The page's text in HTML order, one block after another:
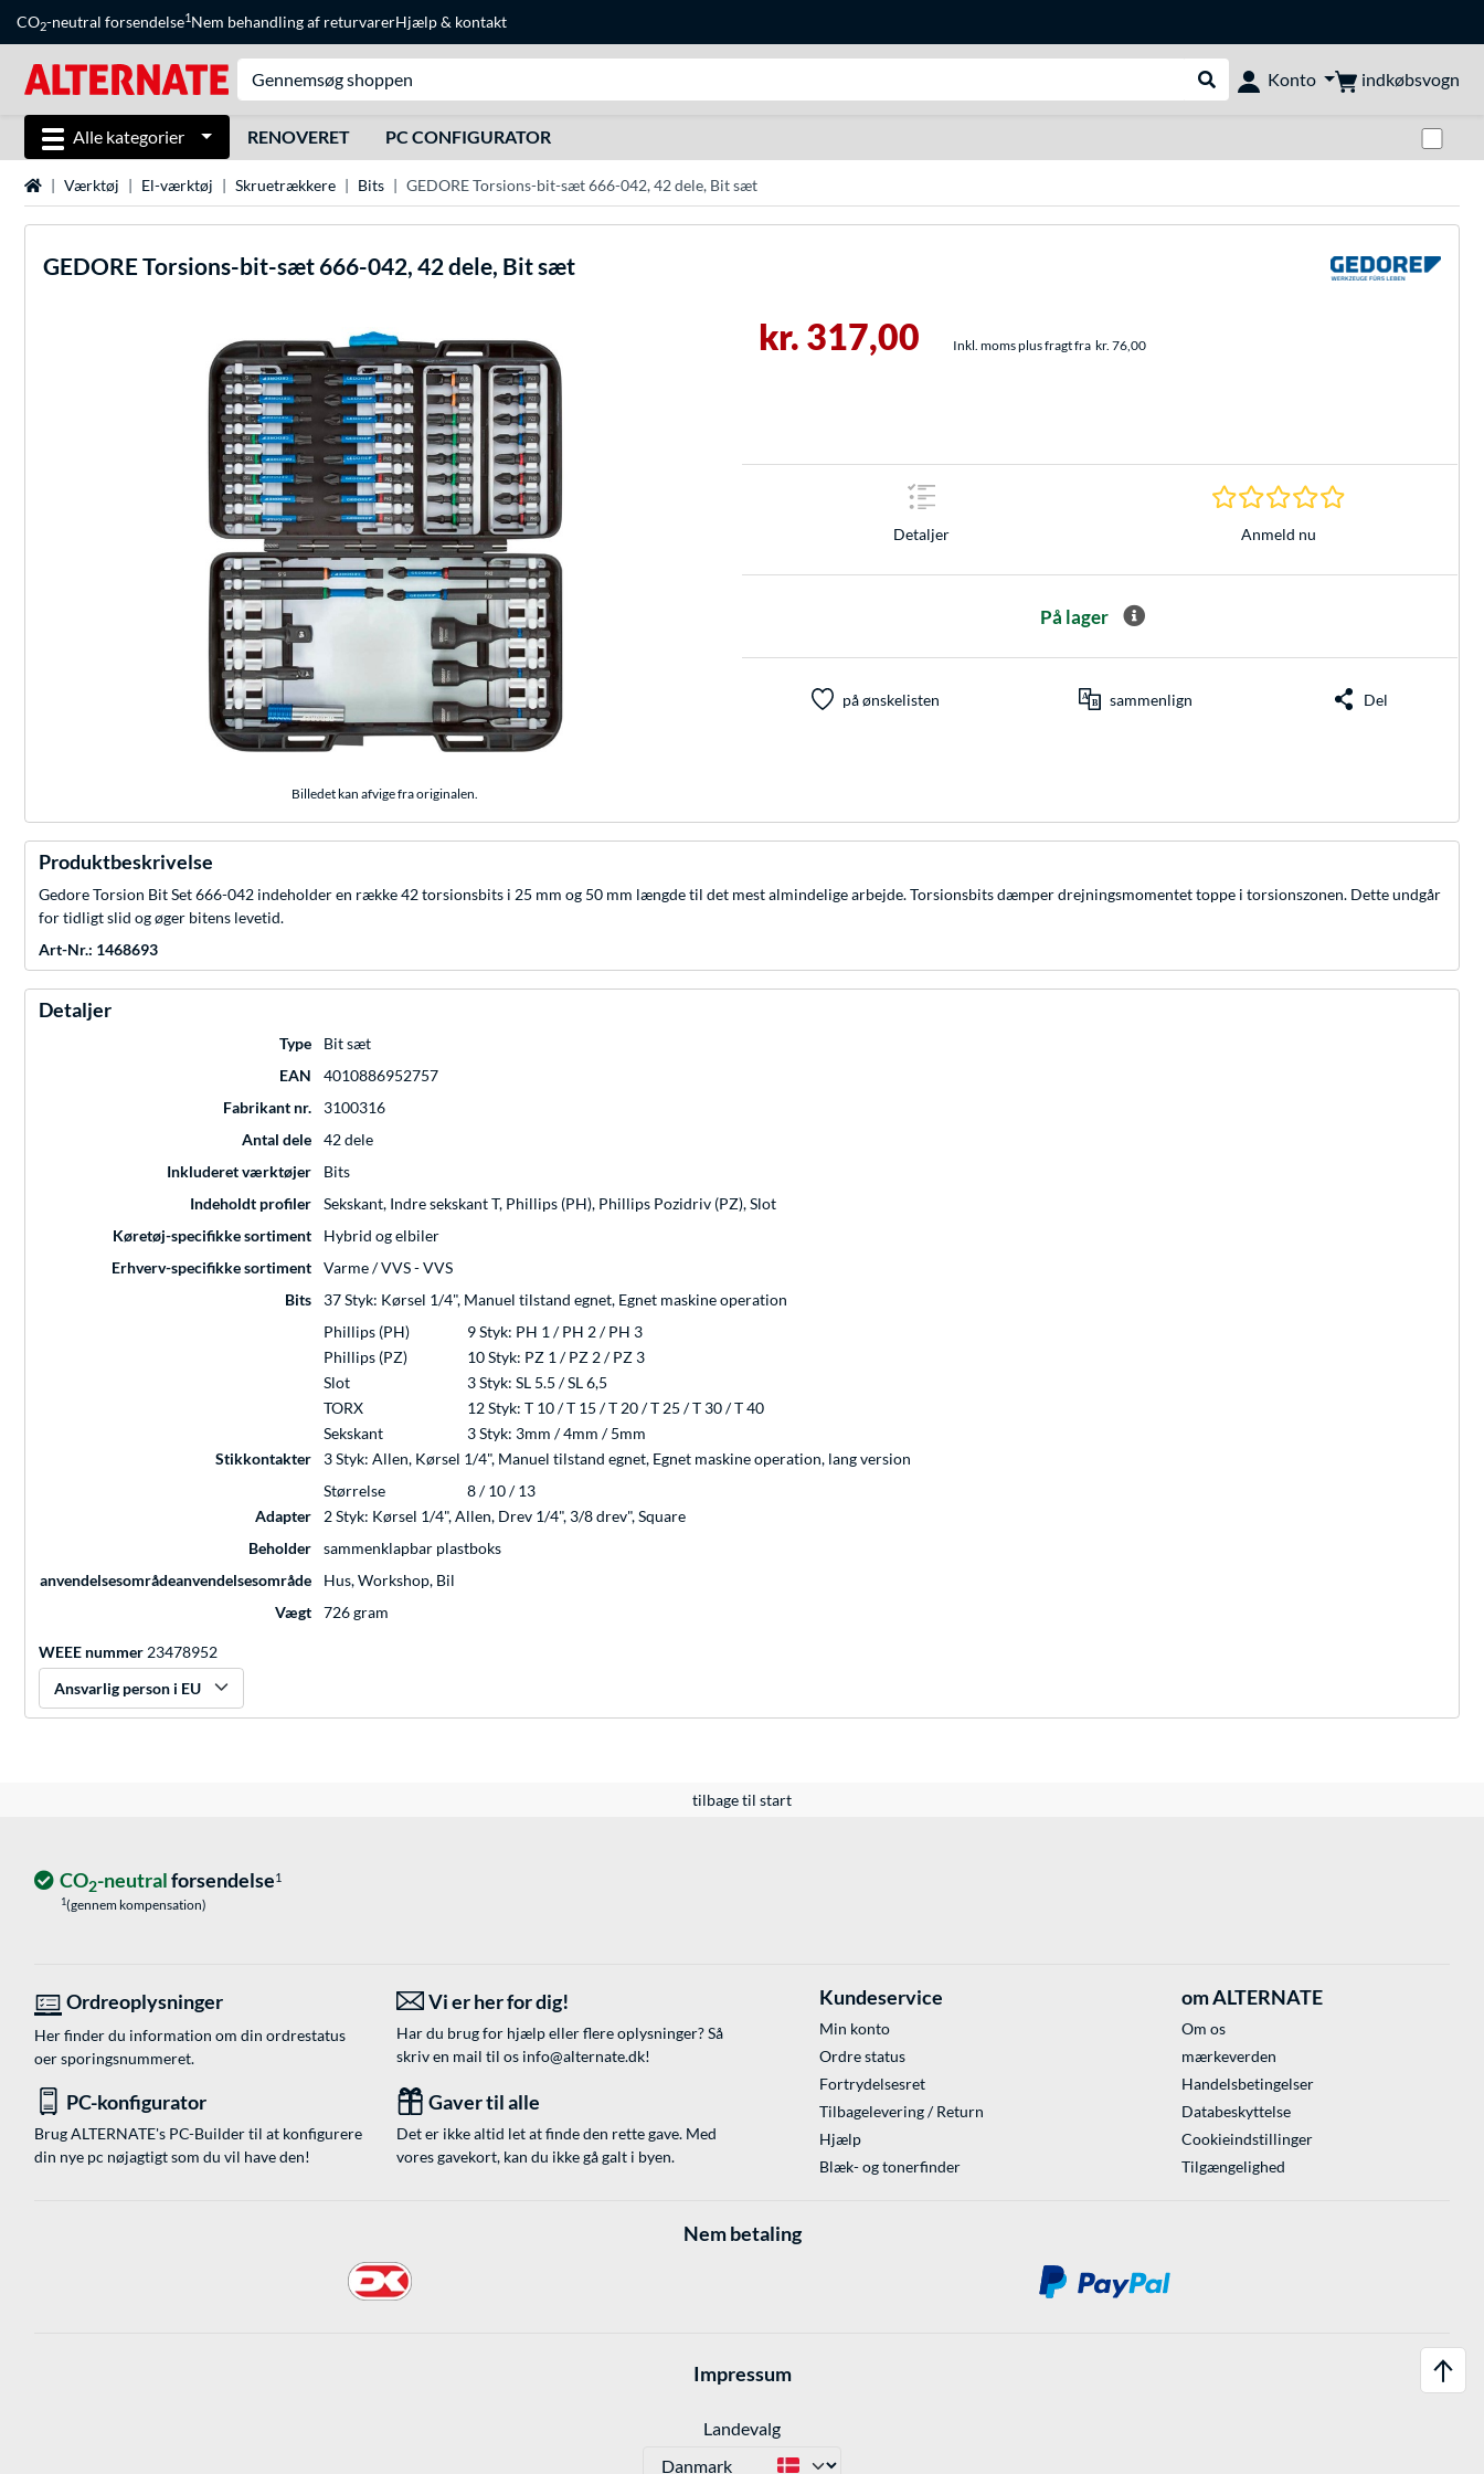
CO2-neutral forsendelse1Nem behandling af returvarerHjælp& kontakt
Udfør søgning
Konto indkøbsvogn
Alle kategorier RENOVERET PC CONFIGURATOR
StartsideVærktøj El-værktøj Skruetrækkere Bits GEDORE Torsions-bit-sæt 666-042, 42 dele, Bit sæt
GEDORETorsions-bit-sæt 666-042, 42 dele, Bit sæt
Billedet kan afvige fra originalen.
kr. 317,00 Inkl. moms plus fragt fra kr. 76,00
Detaljer
0.0 Stjerner hos 0
Anmeld nu
På lager
på ønskelisten sammenlign Del
Produktbeskrivelse
Gedore Torsion Bit Set 666-042 indeholder en række 42 torsionsbits i 25 mm og 50 mm længde til det mest almindelige arbejde. Torsionsbits dæmper drejningsmomentet toppe i torsionszonen. Dette undgår
for tidligt slid og øger bitens levetid.
Art-Nr.: 1468693
Detaljer
Type
Bit sæt
EAN
4010886952757
Fabrikant nr.
3100316
Antal dele
42 dele
Inkluderet værktøjer
Bits
Indeholdt profiler
Sekskant, Indre sekskant T, Phillips (PH), Phillips Pozidriv (PZ), Slot
Køretøj-specifikke sortiment
Hybrid og elbiler
Erhverv-specifikke sortiment
Varme / VVS - VVS
Bits
37 Styk: Kørsel 1/4", Manuel tilstand egnet, Egnet maskine operation
Phillips (PH)
9 Styk: PH 1 / PH 2 / PH 3
Phillips (PZ)
10 Styk: PZ 1 / PZ 2 / PZ 3
Slot
3 Styk: SL 5.5 / SL 6,5
TORX
12 Styk: T 10 / T 15 / T 20 / T 25 / T 30 / T 40
Sekskant
3 Styk: 3mm / 4mm / 5mm
Stikkontakter
3 Styk: Allen, Kørsel 1/4", Manuel tilstand egnet, Egnet maskine operation, lang version
Størrelse
8 / 10 / 13
Adapter
2 Styk: Kørsel 1/4", Allen, Drev 1/4", 3/8 drev", Square
Beholder
sammenklapbar plastboks
anvendelsesområdeanvendelsesområde
Hus, Workshop, Bil
Vægt
726 gram
WEEE nummer 23478952
Ansvarlig person i EU
tilbage til start
CO2-neutralforsendelse1
1(gennem kompensation)
Ordreoplysninger
Her finder du information om din ordrestatus
oer sporingsnummeret.
Vi er her for dig!
Har du brug for hjælp eller flere oplysninger? Så
skriv en mail til os info@alternate.dk!
PC-konfigurator
Brug ALTERNATE's PC-Builder til at konfigurere
din nye pc nøjagtigt som du vil have den!
Gaver til alle
Det er ikke altid let at finde den rette gave. Med
vores gavekort, kan du ikke gå galt i byen.
Kundeservice
Min konto
Ordre status
Fortrydelsesret
Tilbagelevering / Return
Hjælp
Blæk- og tonerfinder
om ALTERNATE
Om os
mærkeverden
Handelsbetingelser
Databeskyttelse
Cookieindstillinger
Tilgængelighed
Nem betaling
Impressum
Landevalg